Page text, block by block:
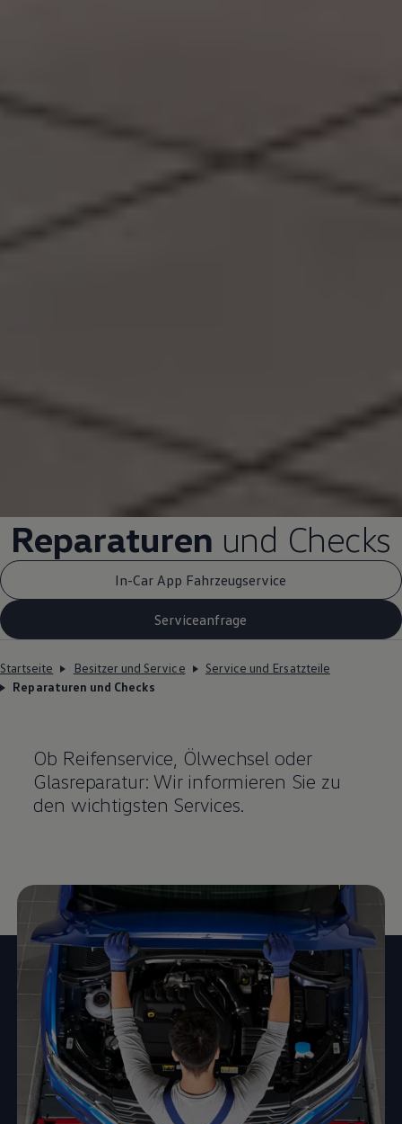
Reparaturen und Checks
In-Car App Fahrzeugservice
Serviceanfrage
Startseite Besitzer und Service
Service und Ersatzteile
Reparaturen und Checks
Ob Reifenservice, Ölwechsel oder
Glasreparatur: Wir informieren Sie zu
den wichtigsten Services.